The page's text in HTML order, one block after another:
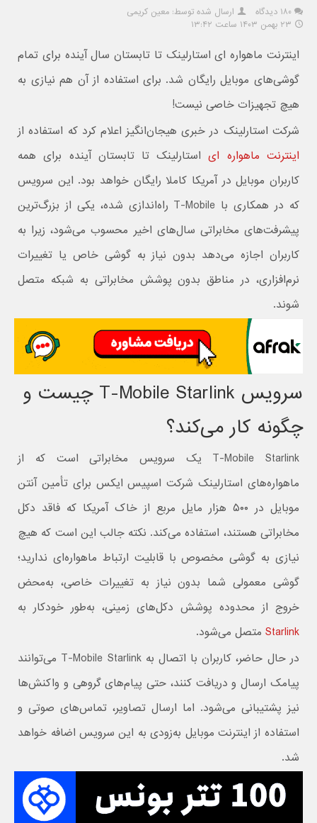
۱۸۰ دیدگاه
ارسال شده توسط: معین کریمی
۲۳ بهمن ۱۴۰۳ ساعت ۱۳:۴۲
اینترنت ماهواره ای استارلینک تا تابستان سال آینده برای تمام
گوشی‌های موبایل رایگان شد. برای استفاده از آن هم نیازی به
هیچ تجهیزات خاصی نیست!
شرکت استارلینک در خبری هیجان‌انگیز اعلام کرد که استفاده از
اینترنت ماهواره ایاستارلینک تا تابستان آینده برای همه
کاربران موبایل در آمریکا کاملا رایگان خواهد بود. این سرویس
که در همکاری با T-Mobile راه‌اندازی شده، یکی از بزرگ‌ترین
پیشرفت‌های مخابراتی سال‌های اخیر محسوب می‌شود، زیرا به
کاربران اجازه می‌دهد بدون نیاز به گوشی خاص یا تغییرات
نرم‌افزاری، در مناطق بدون پوشش مخابراتی به شبکه متصل
شوند.
سرویس T-Mobile Starlink چیست و
چگونه کار می‌کند؟
T-Mobile Starlink یک سرویس مخابراتی است که از
ماهواره‌های استارلینک شرکت اسپیس ایکس برای تأمین آنتن
موبایل در ۵۰۰ هزار مایل مربع از خاک آمریکا که فاقد دکل
مخابراتی هستند، استفاده می‌کند. نکته جالب این است که هیچ
نیازی به گوشی مخصوص با قابلیت ارتباط ماهواره‌ای ندارید؛
گوشی معمولی شما بدون نیاز به تغییرات خاصی، به‌محض
خروج از محدوده پوشش دکل‌های زمینی، به‌طور خودکار به
Starlink متصل می‌شود.
در حال حاضر، کاربران با اتصال به T-Mobile Starlink می‌توانند
پیامک ارسال و دریافت کنند، حتی پیام‌های گروهی و واکنش‌ها
نیز پشتیبانی می‌شود. اما ارسال تصاویر، تماس‌های صوتی و
استفاده از اینترنت موبایل به‌زودی به این سرویس اضافه خواهد
شد.